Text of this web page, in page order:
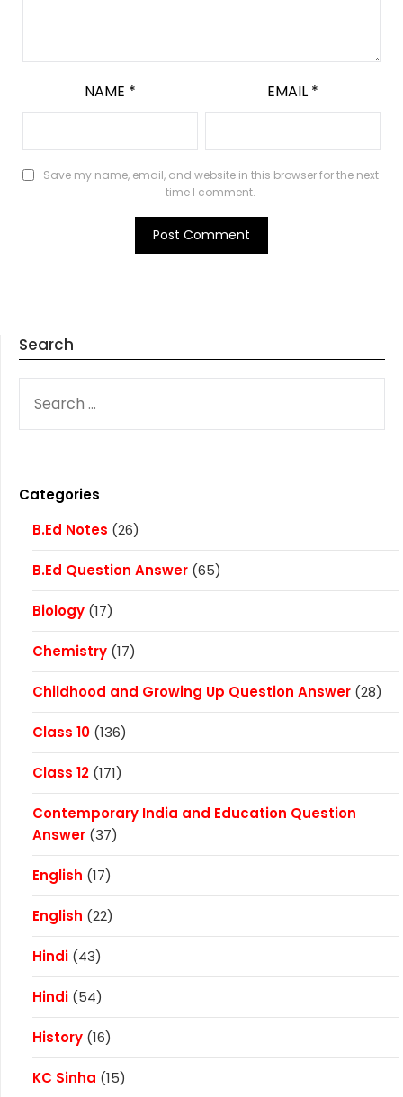
NAME * EMAIL *
Save my name, email, and website in this browser for the next
time I comment.
Search
FOR:
Categories
B.Ed Notes (26)
B.Ed Question Answer (65)
Biology (17)
Chemistry (17)
Childhood and Growing Up Question Answer (28)
Class 10 (136)
Class 12 (171)
Contemporary India and Education Question
Answer (37)
English (17)
English (22)
Hindi (43)
Hindi (54)
History (16)
KC Sinha (15)